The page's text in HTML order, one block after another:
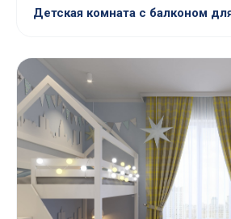
Детская комната с балконом